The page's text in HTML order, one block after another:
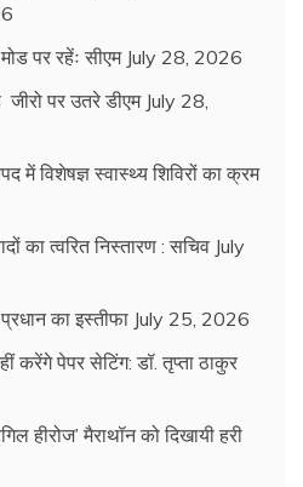
पर रहेंः सीएम July 28, 2026
पर उतरे डीएम July 28,
में विशेषज्ञ स्वास्थ्य शिविरों का क्रम
का त्वरित निस्तारण : सचिव July
का इस्तीफा July 25, 2026
करेंगे पेपर सेटिंग: डॉ. तृप्ता ठाकुर
हीरोज’ मैराथॉन को दिखायी हरी